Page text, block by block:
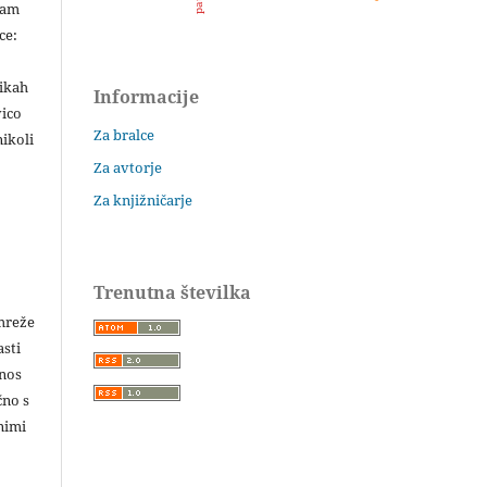
s
Informacije
Za bralce
Za avtorje
Za knjižničarje
Trenutna številka